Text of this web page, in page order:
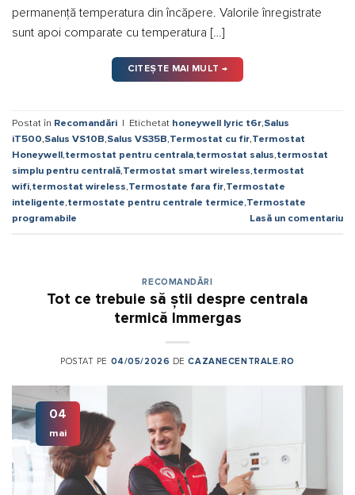
permanență temperatura din încăpere. Valorile înregistrate
sunt apoi comparate cu temperatura […]
CITEȘTE MAI MULT →
Postat în Recomandări | Etichetat honeywell lyric t6r,Salus
iT500,Salus VS10B,Salus VS35B,Termostat cu fir,Termostat
Honeywell,termostat pentru centrala,termostat salus,termostat
simplu pentru centrală,Termostat smart wireless,termostat
wifi,termostat wireless,Termostate fara fir,Termostate
inteligente,termostate pentru centrale termice,Termostate
programabile
Lasă un comentariu
RECOMANDĂRI
Tot ce trebuie să știi despre centrala
termică Immergas
POSTAT PE 04/05/2026 DECAZANECENTRALE.RO
04
mai